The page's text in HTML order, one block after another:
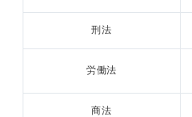
刑法
労働法
商法